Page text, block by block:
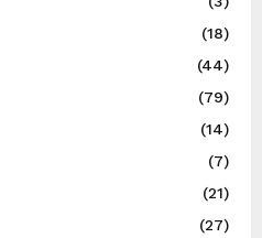
(18)
(44)
(79)
(14)
(7)
(21)
(27)